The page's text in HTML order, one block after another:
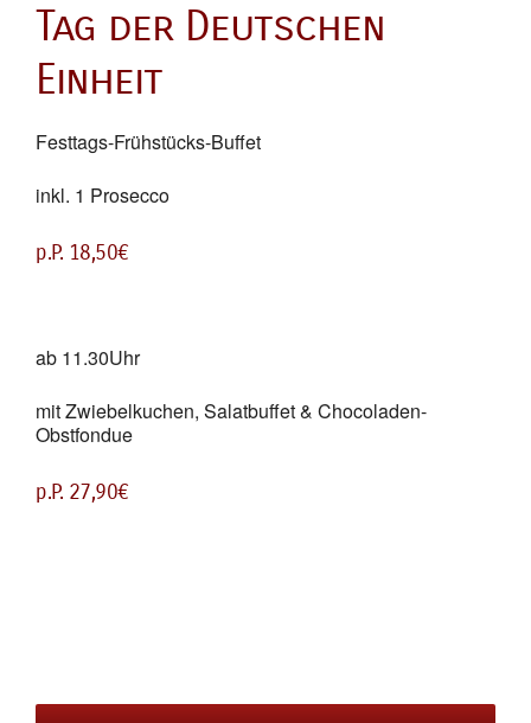
Tag der Deutschen
Einheit
Festtags-Frühstücks-Buffet
inkl. 1 Prosecco
p.P. 18,50€
ab 11.30Uhr
mit Zwiebelkuchen, Salatbuffet & Chocoladen-
Obstfondue
p.P. 27,90€